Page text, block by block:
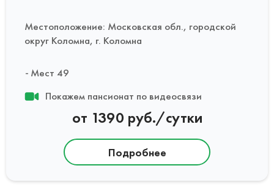
Местоположение: Московская обл., городской
округ Коломна, г. Коломна
Мест 49
Покажем пансионат по видеосвязи
от 1390 руб./сутки
Подробнее